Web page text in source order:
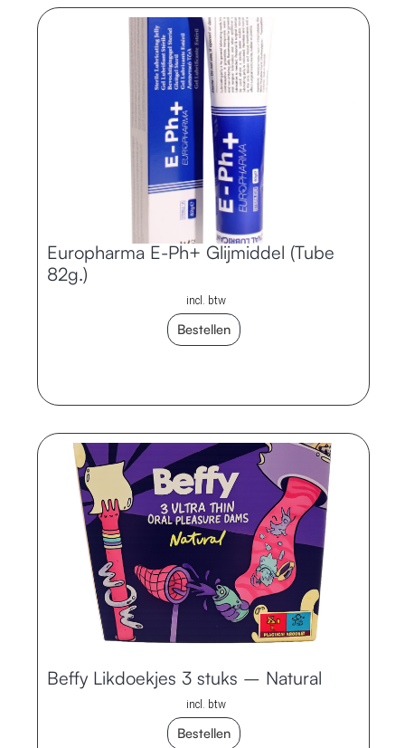
Europharma E-Ph+ Glijmiddel (Tube
82g.)
incl. btw
Bestellen
Beffy Likdoekjes 3 stuks – Natural
incl. btw
Bestellen